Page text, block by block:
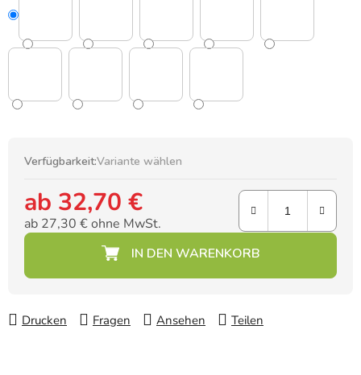
Verfügbarkeit:Variante wählen
ab 32,70 €
ab 27,30 €ohne MwSt.
Drucken Fragen Ansehen Teilen